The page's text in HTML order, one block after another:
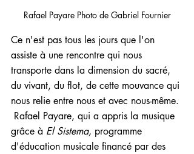
Rafael Payare Photo de Gabriel Fournier
Ce n'est pas tous les jours que l'on
assiste à une rencontre qui nous
transporte dans la dimension du sacré,
du vivant, du flot, de cette mouvance qui
nous relie entre nous et avec nous-même.
Rafael Payare, qui a appris la musique
grâce à El Sistema, programme
d'éducation musicale financé par des